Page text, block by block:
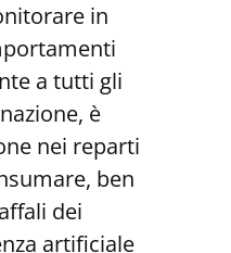
in
a tutti gli
è
nei reparti
ben
dei
artificiale